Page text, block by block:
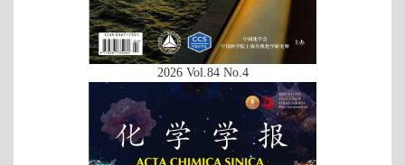
2026 Vol.84 No.4